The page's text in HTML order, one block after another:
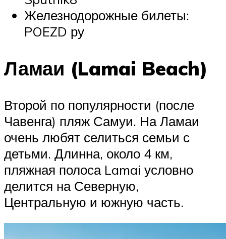
Железнодорожные билеты:
POEZD ру
Ламаи (Lamai Beach)
Второй по популярности (после
Чавенга) пляж Самуи. На Ламаи
очень любят селиться семьи с
детьми. Длинна, около 4 км,
пляжная полоса Lamai условно
делится на Северную,
Центральную и южную часть.